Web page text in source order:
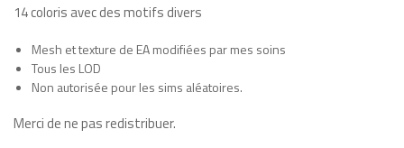
14 coloris avec des motifs divers
Mesh et texture de EA modifiées par mes soins
Tous les LOD
Non autorisée pour les sims aléatoires.
Merci de ne pas redistribuer.